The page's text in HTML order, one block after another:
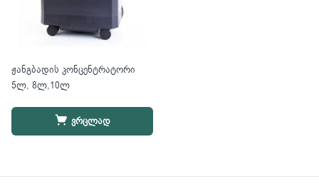
ჟანგბადის კონცენტრატორი
5ლ, 8ლ,10ლ
ვრცლად